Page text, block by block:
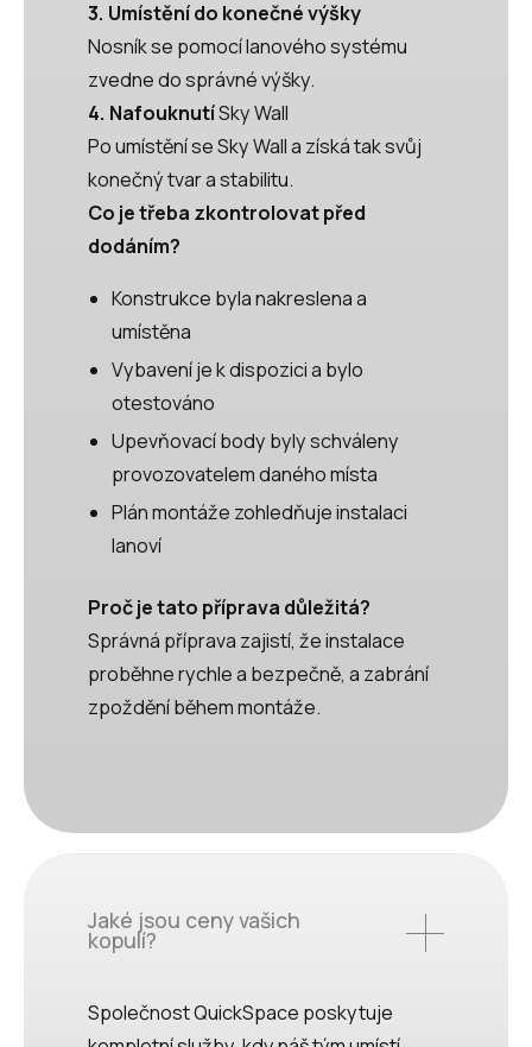
3. Umístění do konečné výšky
Nosník se pomocí lanového systému
zvedne do správné výšky.
4. NafouknutíSky Wall
Po umístění se Sky Wall a získá tak svůj
konečný tvar a stabilitu.
Co je třeba zkontrolovat před
dodáním?
Konstrukce byla nakreslena a
umístěna
Vybavení je k dispozici a bylo
otestováno
Upevňovací body byly schváleny
provozovatelem daného místa
Plán montáže zohledňuje instalaci
lanoví
Proč je tato příprava důležitá?
Správná příprava zajistí, že instalace
proběhne rychle a bezpečně, a zabrání
zpoždění během montáže.
Jaké jsou ceny vašich
kopulí?
Společnost QuickSpace poskytuje